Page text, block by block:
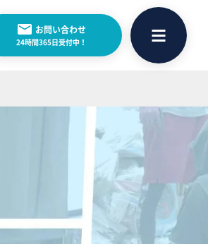
お問い合わせ
24時間365日受付中！